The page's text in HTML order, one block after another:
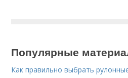
Популярные
Как правильно выбрать